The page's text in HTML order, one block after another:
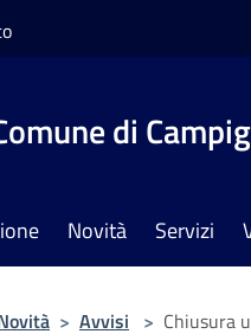
di
Novità Servizi
> Avvisi > Chiusura